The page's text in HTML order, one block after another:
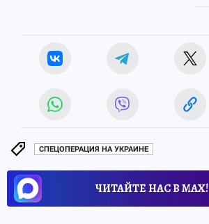
СПЕЦОПЕРАЦИЯ НА УКРАИНЕ
ЧИТАЙТЕ НАС В МАХ!